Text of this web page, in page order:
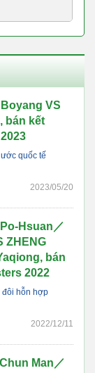
Boyang VS
bán kết
quốc tế
2023/05/20
Hsuan／
ZHENG
bán
2022
đôi hỗn hợp
2022/12/11
Man／